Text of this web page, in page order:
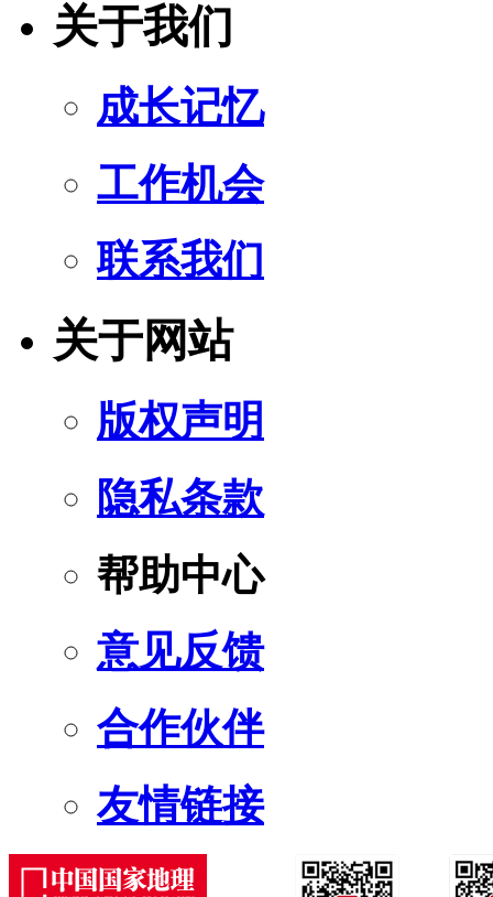
关于我们
成长记忆
工作机会
联系我们
关于网站
版权声明
隐私条款
帮助中心
意见反馈
合作伙伴
友情链接